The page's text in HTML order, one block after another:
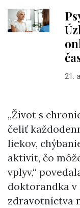
21.
„Život s
čeliť
liekov,
aktivít, čo
vplyv,“
doktorandka v
zdravotníctva